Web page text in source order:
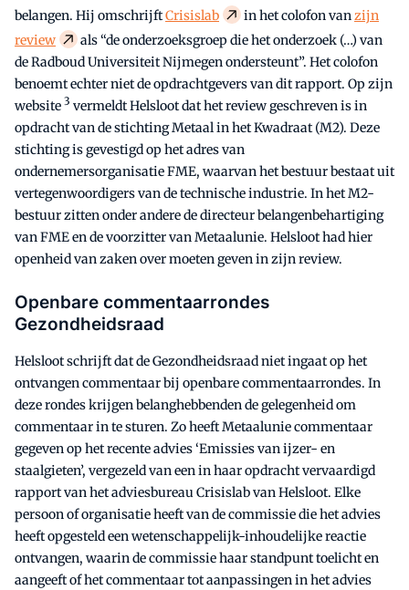
belangen. Hij omschrijftCrisislab in het colofon vanzijn
review
als “de onderzoeksgroep die het onderzoek (…) van
de Radboud Universiteit Nijmegen ondersteunt”. Het colofon
benoemt echter niet de opdrachtgevers van dit rapport. Op zijn
website 3 vermeldt Helsloot dat het review geschreven is in
opdracht van de stichting Metaal in het Kwadraat (M2). Deze
stichting is gevestigd op het adres van
ondernemersorganisatie FME, waarvan het bestuur bestaat uit
vertegenwoordigers van de technische industrie. In het M2-
bestuur zitten onder andere de directeur belangenbehartiging
van FME en de voorzitter van Metaalunie. Helsloot had hier
openheid van zaken over moeten geven in zijn review.
Openbare commentaarrondes
Gezondheidsraad
Helsloot schrijft dat de Gezondheidsraad niet ingaat op het
ontvangen commentaar bij openbare commentaarrondes. In
deze rondes krijgen belanghebbenden de gelegenheid om
commentaar in te sturen. Zo heeft Metaalunie commentaar
gegeven op het recente advies ‘Emissies van ijzer- en
staalgieten’, vergezeld van een in haar opdracht vervaardigd
rapport van het adviesbureau Crisislab van Helsloot. Elke
persoon of organisatie heeft van de commissie die het advies
heeft opgesteld een wetenschappelijk-inhoudelijke reactie
ontvangen, waarin de commissie haar standpunt toelicht en
aangeeft of het commentaar tot aanpassingen in het advies